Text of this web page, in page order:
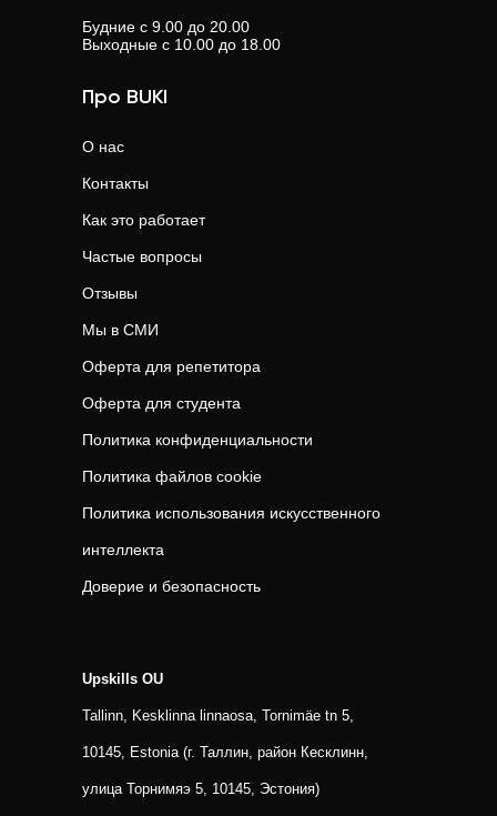
Будние с 9.00 до 20.00
Выходные с 10.00 до 18.00
Про BUKI
О нас
Контакты
Как это работает
Частые вопросы
Отзывы
Мы в СМИ
Оферта для репетитора
Оферта для студента
Политика конфиденциальности
Политика файлов cookie
Политика использования искусственного
интеллекта
Доверие и безопасность
Upskills OU
Tallinn, Kesklinna linnaosa, Tornimäe tn 5,
10145, Estonia (г. Таллин, район Кесклинн,
улица Торнимяэ 5, 10145, Эстония)